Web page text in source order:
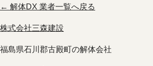
← 解体DX 業者一覧へ戻る
株式会社三森建設
福島県石川郡古殿町の解体会社